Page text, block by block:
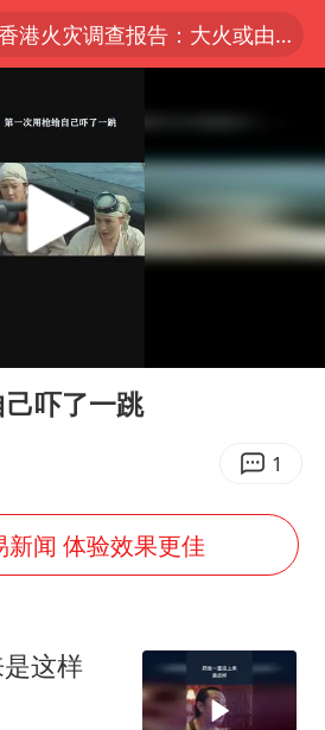
香港火灾调查报告：大火或由烟头引起
本智和：零封向鹏不意外
云南一地村民过火把节意外灼伤16人
泰国初中生饮弹自尽前开了26枪
王虹邓煜的同学获统计学界诺贝尔奖
光伏八巨头签署“不低于成本价”倡议
台州《告全体市民书》：非必要不外出
吓了一跳
1
新闻 体验效果更佳
这样